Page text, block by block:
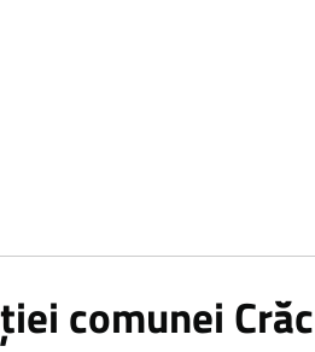
comunei